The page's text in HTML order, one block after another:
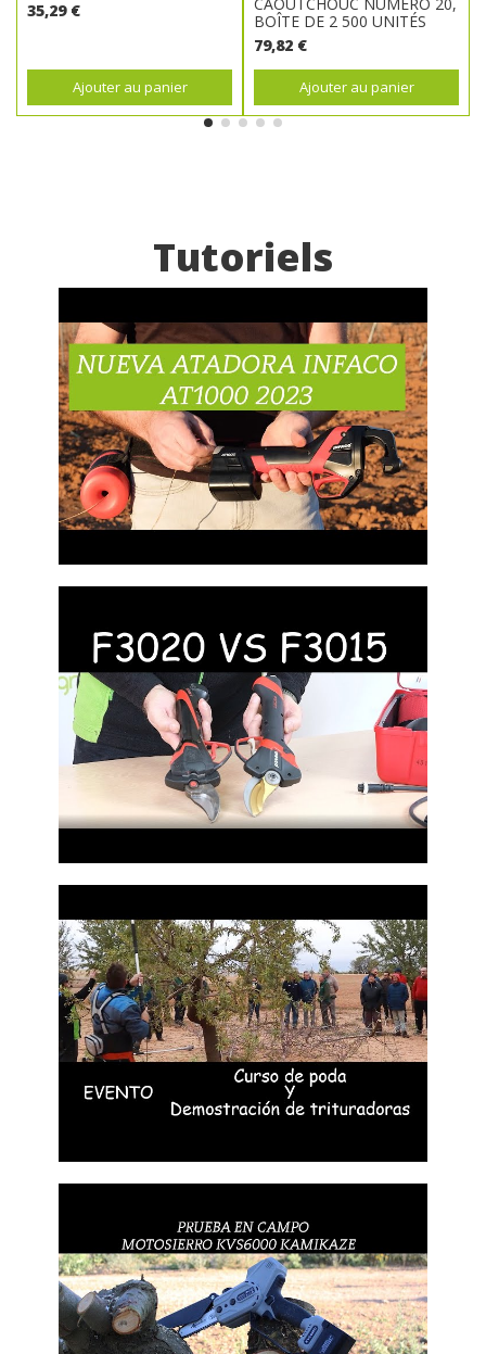
35,29 €
Ajouter au panier
BOÎTE DE 2 500 UNITÉS
79,82 €
Ajouter au panier
Tutoriels